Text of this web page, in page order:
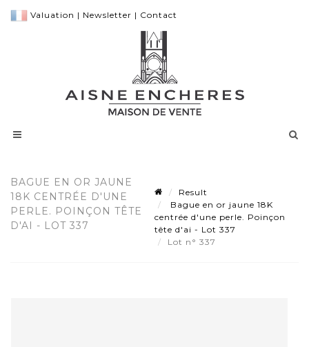
Valuation | Newsletter | Contact
BAGUE EN OR JAUNE
18K CENTRÉE D'UNE
PERLE. POINÇON TÊTE
D'AI - LOT 337
Result
Bague en or jaune 18K
centrée d'une perle. Poinçon
tête d'ai - Lot 337
Lot n° 337